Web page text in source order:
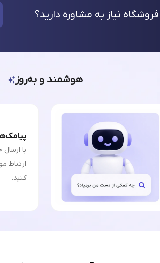
نیاز به مشاوره دارید؟
هوشمند و به‌روز
با
ارتباط
کنید.